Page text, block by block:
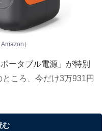
）
ータブル電源」が特別
ころ、今だけ3万931円
ナップされているの
む